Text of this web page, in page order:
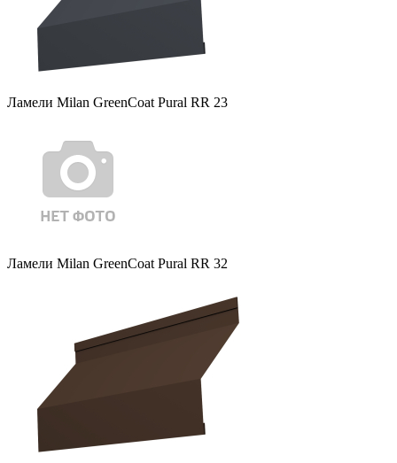
Ламели Milan GreenCoat Pural RR 23
Ламели Milan GreenCoat Pural RR 32